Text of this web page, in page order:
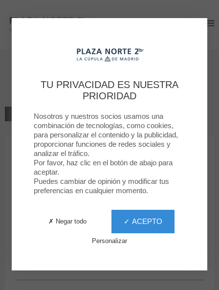
Bsoul
VOLVER AL LISTADO
MODA DEPORTIVA
Bsoul
TU PRIVACIDAD ES NUESTRA
PRIORIDAD
Nosotros y nuestros socios usamos una
combinación de tecnologías, como cookies,
para personalizar el contenido y la publicidad,
proporcionar funciones de redes sociales y
analizar el tráfico.
Por favor, haz clic en el botón de abajo para
aceptar.
Puedes cambiar de opinión y modificar tus
preferencias en cualquier momento.
✓ ACEPTO
✗ Negar todo
Personalizar